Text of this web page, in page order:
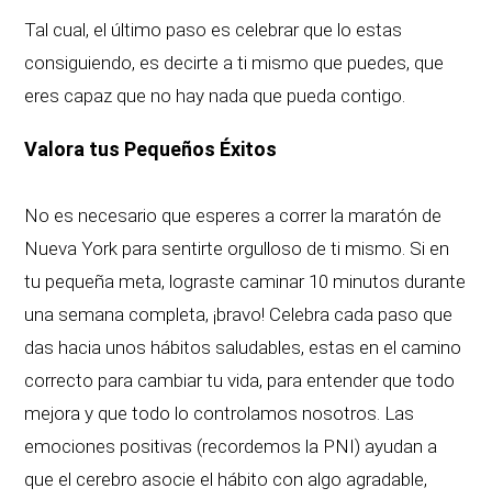
Tal cual, el último paso es celebrar que lo estas
consiguiendo, es decirte a ti mismo que puedes, que
eres capaz que no hay nada que pueda contigo.
Valora tus Pequeños Éxitos
No es necesario que esperes a correr la maratón de
Nueva York para sentirte orgulloso de ti mismo. Si en
tu pequeña meta, lograste caminar 10 minutos durante
una semana completa, ¡bravo! Celebra cada paso que
das hacia unos hábitos saludables, estas en el camino
correcto para cambiar tu vida, para entender que todo
mejora y que todo lo controlamos nosotros. Las
emociones positivas (recordemos la PNI) ayudan a
que el cerebro asocie el hábito con algo agradable,